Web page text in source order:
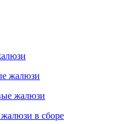
жалюзи
жалюзи
в сборе